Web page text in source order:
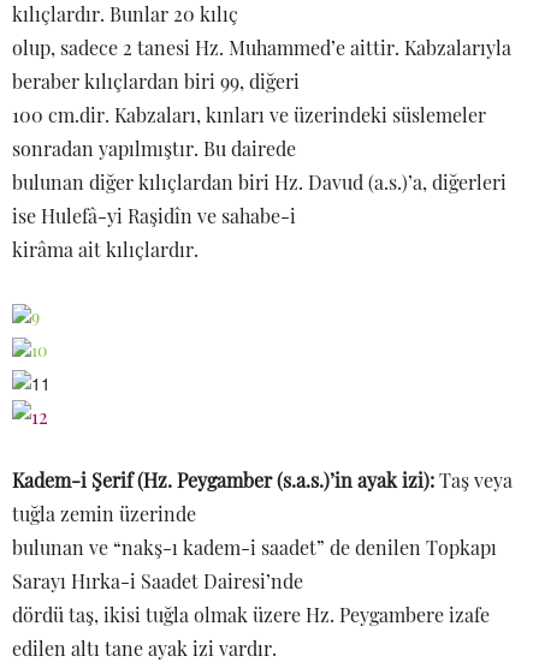
kılıçlardır. Bunlar 20 kılıç
olup, sadece 2 tanesi Hz. Muhammed’e aittir. Kabzalarıyla
beraber kılıçlardan biri 99, diğeri
100 cm.dir. Kabzaları, kınları ve üzerindeki süslemeler
sonradan yapılmıştır. Bu dairede
bulunan diğer kılıçlardan biri Hz. Davud (a.s.)’a, diğerleri
ise Hulefâ-yi Raşidîn ve sahabe-i
kirâma ait kılıçlardır.
Kadem-i Şerif (Hz. Peygamber (s.a.s.)’in ayak izi):Taş veya
tuğla zemin üzerinde
bulunan ve “nakş-ı kadem-i saadet” de denilen Topkapı
Sarayı Hırka-i Saadet Dairesi’nde
dördü taş, ikisi tuğla olmak üzere Hz. Peygambere izafe
edilen altı tane ayak izi vardır.